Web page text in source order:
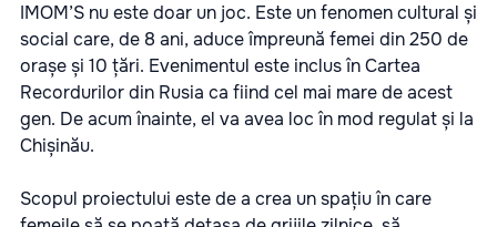
IMOM’S nu este doar un joc. Este un fenomen cultural și
social care, de 8 ani, aduce împreună femei din 250 de
orașe și 10 țări. Evenimentul este inclus în Cartea
Recordurilor din Rusia ca fiind cel mai mare de acest
gen. De acum înainte, el va avea loc în mod regulat și la
Chișinău.
Scopul proiectului este de a crea un spațiu în care